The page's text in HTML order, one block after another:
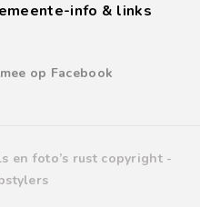
info & links
op Facebook
en foto’s rust copyright -